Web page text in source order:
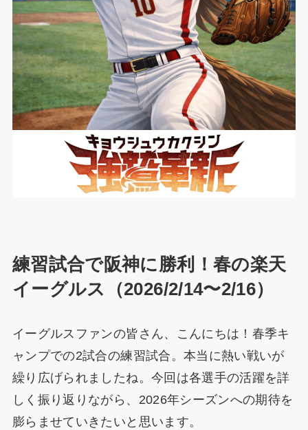
練習試合で阪神に勝利！春の楽天
イーグルス（2026/2/14〜2/16）
イーグルスファンの皆さん、こんにちは！春季キ
ャンプでの2試合の練習試合。本当に熱い戦いが
繰り広げられましたね。今回は各選手の活躍を詳
しく振り返りながら、2026年シーズンへの期待を
膨らませていきたいと思います。